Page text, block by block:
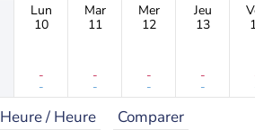
Lun
10
-
-
Mar
11
-
-
Mer
12
-
-
Jeu
13
-
-
Heure / Heure Comparer